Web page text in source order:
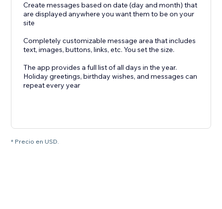
Create messages based on date (day and month) that
are displayed anywhere you want them to be on your
site
Completely customizable message area that includes
text, images, buttons, links, etc. You set the size.
The app provides a full list of all days in the year.
Holiday greetings, birthday wishes, and messages can
repeat every year
* Precio en USD.